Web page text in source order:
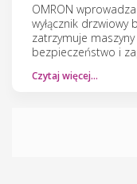
OMRON
wyłącznik
zatrzymuje
bezpieczeństwo i
Czytaj więcej…